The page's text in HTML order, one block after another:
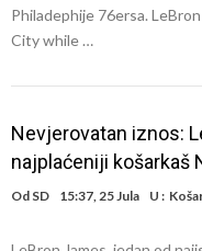
Philadephije 76ersa.
City while …
Nevjerovatan iznos:
najplaćeniji košarkaš
Od SD 15:37, 25 Jula U :